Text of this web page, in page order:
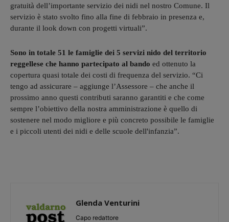
gratuità dell’importante servizio dei nidi nel nostro Comune. Il
servizio è stato svolto fino alla fine di febbraio in presenza e,
durante il look down con progetti virtuali”.
Sono in totale 51 le famiglie dei 5 servizi nido del territorio
reggellese che hanno partecipato al bando ed ottenuto la
copertura quasi totale dei costi di frequenza del servizio. “Ci
tengo ad assicurare – aggiunge l’Assessore – che anche il
prossimo anno questi contributi saranno garantiti e che come
sempre l’obiettivo della nostra amministrazione è quello di
sostenere nel modo migliore e più concreto possibile le famiglie
e i piccoli utenti dei nidi e delle scuole dell'infanzia”.
Glenda Venturini
Capo redattore